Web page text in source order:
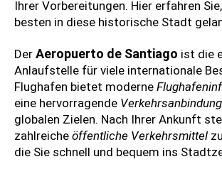
Ihrer Vorbereitungen. Hier erfahren
besten in diese historische Stadt
Der Aeropuerto de Santiago ist die
Anlaufstelle für viele internationale
Flughafen bietet moderne
eine hervorragende Verkehrsanbindung
globalen Zielen. Nach Ihrer Ankunft
zahlreiche öffentliche Verkehrsmittel
die Sie schnell und bequem ins